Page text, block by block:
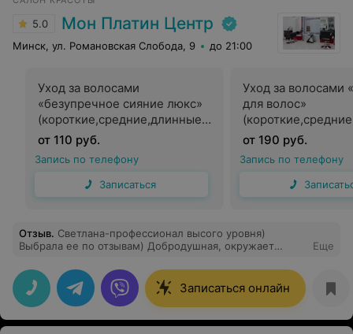
5.0 Мон Платин Центр
Минск, ул. Романовская Слобода, 9 до 21:00
Уход за волосами
«безупречное сияние люкс»
(короткие,средние,длинные
волосы)
от 110 руб.
Запись по телефону
Записаться
Уход за волосами
для волос»
волосы)
от 190 руб.
Запись по телефону
Отзыв. Светлана-профессионал высого уровня)
Выбрала ее по отзывам) Добродушная, окружает
в салоне. Замечательный результат: делала
мелирование и стрижку) Очень качественное
исполнение) Нстоящий релакс) Всем советую!
Спасибо большое!
Еще
Записаться онлайн